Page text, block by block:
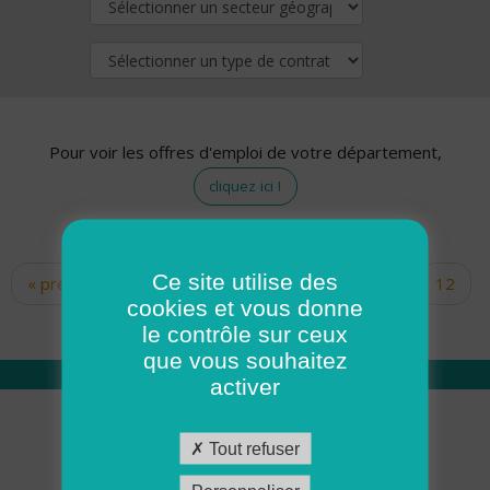
Pour voir les offres d'emploi de votre département,
cliquez ici !
Pages
« premier ‹ précédent … 10
12
14 15 16 17
Qui sommes nous
Académie ADMR
Ce site utilise des
cookies et vous donne
le contrôle sur ceux
que vous souhaitez
activer
Tout refuser